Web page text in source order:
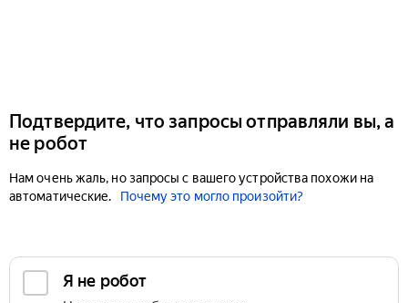
Подтвердите, что запросы отправляли вы, а
не робот
Нам очень жаль, но запросы с вашего устройства похожи на
автоматические.
Почему это могло произойти?